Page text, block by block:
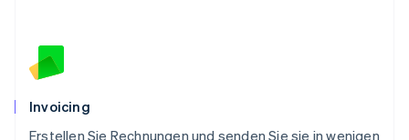
Invoicing
Erstellen Sie Rechnungen und senden Sie sie in wenigen
Schweden
Schweiz
Singapur
English简体中文